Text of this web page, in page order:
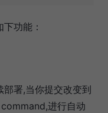
功能：
署,当你提交改变到
进行自动